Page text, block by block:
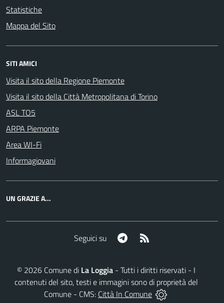
Statistiche
Mappa del Sito
SITI AMICI
Visita il sito della Regione Piemonte
Visita il sito della Città Metropolitana di Torino
ASL TO5
ARPA Piemonte
Area WI-Fi
Informagiovani
UN GRAZIE A...
Seguici su Telegram
© 2026Comune di La Loggia- Tutti i diritti riservati - I
contenuti del sito, testi e immagini sono di proprietà del
Comune - CMS: Città In Comune